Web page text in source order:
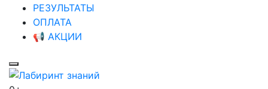
РЕЗУЛЬТАТЫ
ОПЛАТА
📢 АКЦИИ